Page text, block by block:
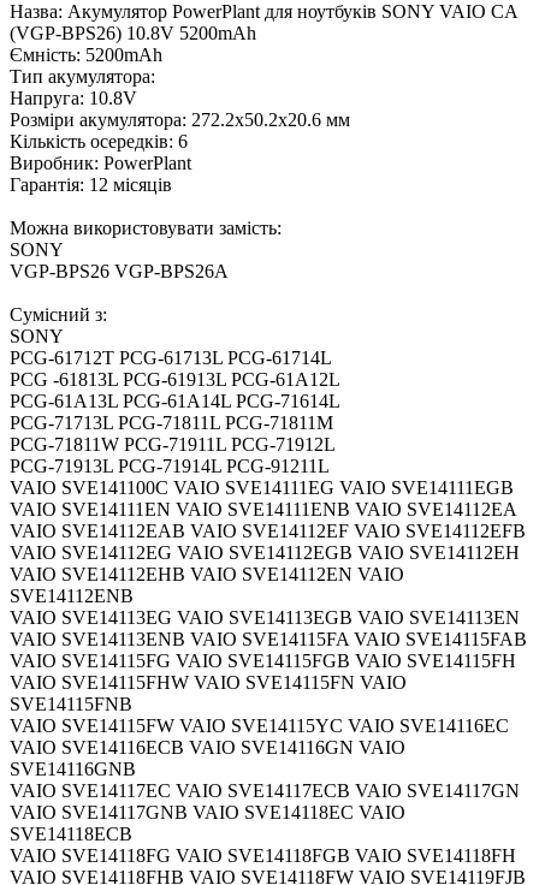
Назва: Акумулятор PowerPlant для ноутбуків SONY VAIO CA
(VGP-BPS26) 10.8V 5200mAh
Ємність: 5200mAh
Тип акумулятора:
Напруга: 10.8V
Розміри акумулятора: 272.2x50.2x20.6 мм
Кількість осередків: 6
Виробник: PowerPlant
Гарантія: 12 місяців
Можна використовувати замість:
SONY
VGP-BPS26 VGP-BPS26A
Сумісний з:
SONY
PCG-61712T PCG-61713L PCG-61714L
PCG -61813L PCG-61913L PCG-61A12L
PCG-61A13L PCG-61A14L PCG-71614L
PCG-71713L PCG-71811L PCG-71811M
PCG-71811W PCG-71911L PCG-71912L
PCG-71913L PCG-71914L PCG-91211L
VAIO SVE141100C VAIO SVE14111EG VAIO SVE14111EGB
VAIO SVE14111EN VAIO SVE14111ENB VAIO SVE14112EA
VAIO SVE14112EAB VAIO SVE14112EF VAIO SVE14112EFB
VAIO SVE14112EG VAIO SVE14112EGB VAIO SVE14112EH
VAIO SVE14112EHB VAIO SVE14112EN VAIO
SVE14112ENB
VAIO SVE14113EG VAIO SVE14113EGB VAIO SVE14113EN
VAIO SVE14113ENB VAIO SVE14115FA VAIO SVE14115FAB
VAIO SVE14115FG VAIO SVE14115FGB VAIO SVE14115FH
VAIO SVE14115FHW VAIO SVE14115FN VAIO
SVE14115FNB
VAIO SVE14115FW VAIO SVE14115YC VAIO SVE14116EC
VAIO SVE14116ECB VAIO SVE14116GN VAIO
SVE14116GNB
VAIO SVE14117EC VAIO SVE14117ECB VAIO SVE14117GN
VAIO SVE14117GNB VAIO SVE14118EC VAIO
SVE14118ECB
VAIO SVE14118FG VAIO SVE14118FGB VAIO SVE14118FH
VAIO SVE14118FHB VAIO SVE14118FW VAIO SVE14119FJB